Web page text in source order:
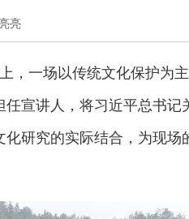
亮
，一场以传统文化保护为
宣讲人，将习近平总书记
研究的实际结合，为现场